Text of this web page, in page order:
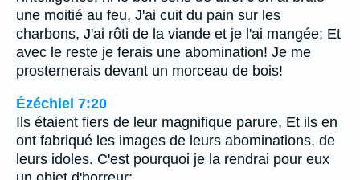
une moitié au feu, J'ai cuit du pain sur les
charbons, J'ai rôti de la viande et je l'ai mangée; Et
avec le reste je ferais une abomination! Je me
prosternerais devant un morceau de bois!
Ézéchiel 7:20
Ils étaient fiers de leur magnifique parure, Et ils en
ont fabriqué les images de leurs abominations, de
leurs idoles. C'est pourquoi je la rendrai pour eux